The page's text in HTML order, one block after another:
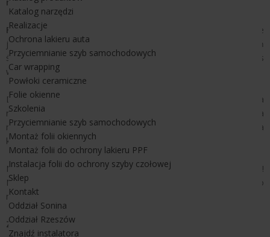
Katalog narzędzi
Realizacje
Ochrona lakieru auta
Przyciemnianie szyb samochodowych
Car wrapping
Powłoki ceramiczne
Folie okienne
Szkolenia
Przyciemnianie szyb samochodowych
Montaż folii okiennych
Montaż folii do ochrony lakieru PPF
Instalacja folii do ochrony szyby czołowej
Sklep
Kontakt
Oddział Sonina
Oddział Rzeszów
Znajdź instalatora
Folie neutralne
są nieco mniej skuteczne jak folie lustrzane
jednak w odróżnieniu do nich wpuszczają do pomieszczeń
światło o ciepłej barwie, co dla osób pracujących przez długi czas
w jednym miejscu ma bardzo duże znaczenie.
Dodatkowym atutem jakie mają te folie okienne jest wysoka
redukcja tzw. "glerów", czyli odblasków powstających na
monitorach i wyświetlaczach. Ich redukcja znacząco poprawia
komfort pracy na komputerach.
Neutralnefolie na oknonaklejane są od zewnętrznej ich strony!
Neutralne folie na szyby przeciwsłoneczne cechują się bardzo
niskim refleksem dlatego są określane jako folie neutralne.
Znajdują one swoje zastosowanie na: